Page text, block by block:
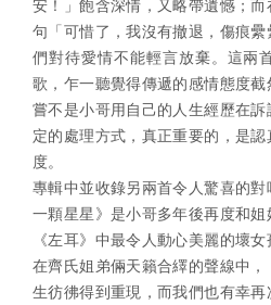
安！」飽含深情，又略帶遺憾；
句「可惜了，我沒有撤退，傷痕
們對待愛情不能輕言放棄。這兩
歌，乍一聽覺得傳遞的感情態度
嘗不是小哥用自己的人生經歷在
定的處理方式，真正重要的，是
度。
專輯中並收錄另兩首令人驚喜的
一顆星星》是小哥多年後再度和
《左耳》中最令人動心美麗的壞
在齊氏姐弟倆天籟合繹的聲線中
生彷彿得到重現，而我們也有幸